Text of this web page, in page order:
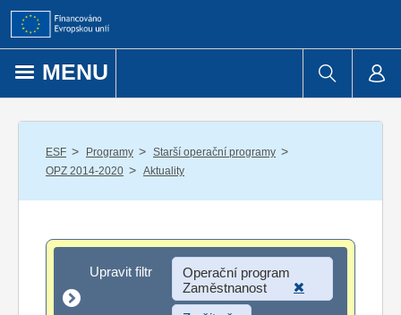
Přejít k obsahu
MENU
ESF / Programy / Starší operační programy /
OPZ 2014-2020 / Aktuality
Upravit filtr
Upravit filtr
Operační program
Zaměstnanost